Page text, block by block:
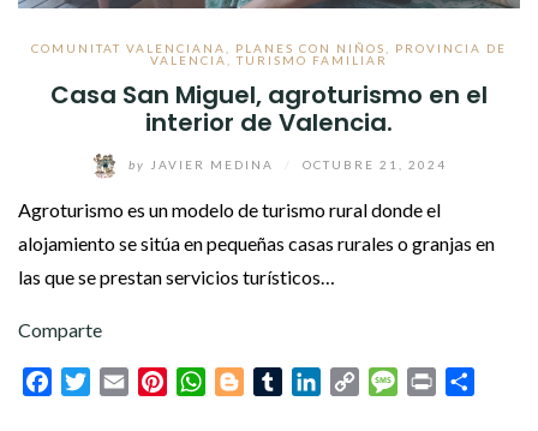
COMUNITAT VALENCIANA PLANES CON NIÑOS
PROVINCIA DE
VALENCIA
,TURISMO FAMILIAR
Casa San Miguel, agroturismo en el
interior de Valencia.
by JAVIER MEDINA OCTUBRE 21, 2024
Agroturismo es un modelo de turismo rural donde el
alojamiento se sitúa en pequeñas casas rurales o granjas en
las que se prestan servicios turísticos…
Comparte
FacebookTwitterEmail PinterestWhatsAppBloggerTumblrLinkedIn
Copy
Message
Print